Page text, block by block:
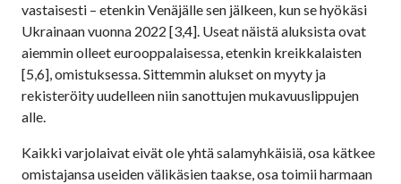
vastaisesti – etenkin Venäjälle sen jälkeen, kun se hyökäsi
Ukrainaan vuonna 2022 [3,4]. Useat näistä aluksista ovat
aiemmin olleet eurooppalaisessa, etenkin kreikkalaisten
[5,6], omistuksessa. Sittemmin alukset on myyty ja
rekisteröity uudelleen niin sanottujen mukavuuslippujen
alle.
Kaikki varjolaivat eivät ole yhtä salamyhkäisiä, osa kätkee
omistajansa useiden välikäsien taakse, osa toimii harmaan